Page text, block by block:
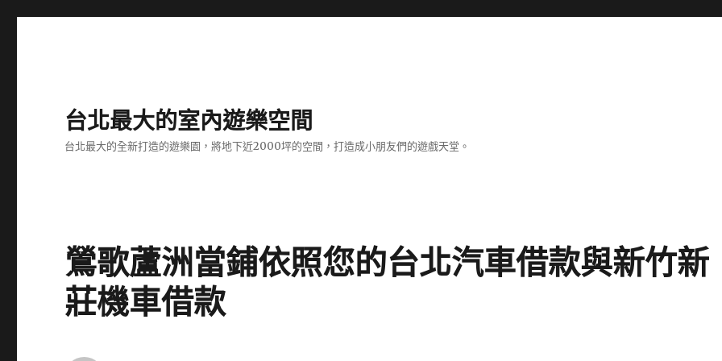
台北最大的室內遊樂空間
台北最大的全新打造的遊樂園，將地下近2000坪的空間，打造成小朋友們的遊戲天堂。
鶯歌蘆洲當鋪依照您的台北汽車借款與新竹新
莊機車借款